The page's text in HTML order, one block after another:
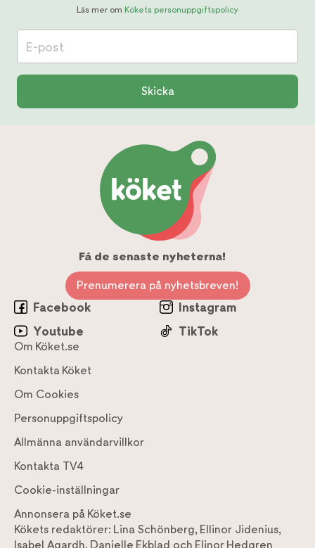
Läs mer om Kökets personuppgiftspolicy
E-post
Skicka
Få de senaste nyheterna!
Prenumerera på nyhetsbreven!
Facebook
Instagram
Youtube
TikTok
Om Köket.se
Kontakta Köket
Om Cookies
Personuppgiftspolicy
Allmänna användarvillkor
Kontakta TV4
Cookie-inställningar
Annonsera på Köket.se
Kökets redaktörer: Lina Schönberg, Ellinor Jidenius,
Isabel Agardh, Danielle Ekblad och Elinor Hedgren